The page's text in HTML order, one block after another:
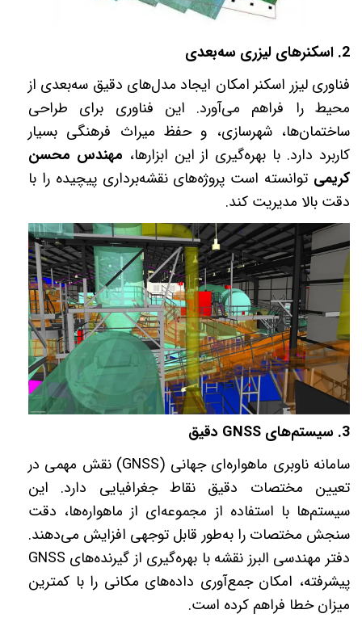
2. اسکنرهای لیزری سه‌بعدی
فناوری لیزر اسکنر امکان ایجاد مدل‌های دقیق سه‌بعدی از
محیط را فراهم می‌آورد. این فناوری برای طراحی
ساختمان‌ها، شهرسازی، و حفظ میراث فرهنگی بسیار
کاربرد دارد. با بهره‌گیری از این ابزارها، مهندس محسن
کریمی توانسته است پروژه‌های نقشه‌برداری پیچیده را با
دقت بالا مدیریت کند.
3. سیستم‌های
دقیق
سامانه ناوبری ماهواره‌ای جهانی (GNSS)
نقش مهمی در
تعیین مختصات دقیق نقاط جغرافیایی دارد. این
سیستم‌ها با استفاده از مجموعه‌ای از ماهواره‌ها، دقت
سنجش مختصات را به‌طور قابل توجهی افزایش می‌دهند.
دفتر مهندسی البرز نقشه با بهره‌گیری از گیرنده‌های
پیشرفته، امکان جمع‌آوری داده‌های مکانی را با کمترین
میزان خطا فراهم کرده است.